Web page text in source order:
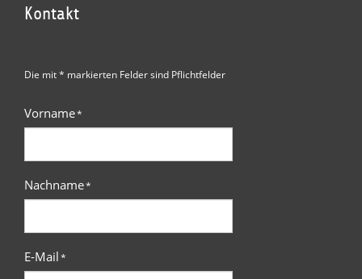
Kontakt
Die mit * markierten Felder sind Pflichtfelder
Vorname*
Nachname*
E-Mail*